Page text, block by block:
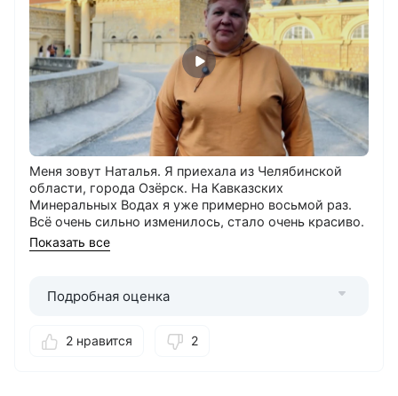
Меня зовут Наталья. Я приехала из Челябинской
области, города Озёрск. На Кавказских
Минеральных Водах я уже примерно восьмой раз.
Всё очень сильно изменилось, стало очень красиво.
В городе нравится грязелечебница — прекрасная,
люди доброжелательные, всегда помогут,
Я отдыхаю в клинике ФМБА России «Юность». Мы
её не выбирали, нам с работы дали путёвку. В
раз у нас вообще шикарный номер: душ, туалет —
Показать все
Подробная оценка
2 нравится 2